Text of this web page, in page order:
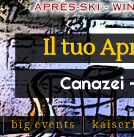
Il tuo
Canazei
big events